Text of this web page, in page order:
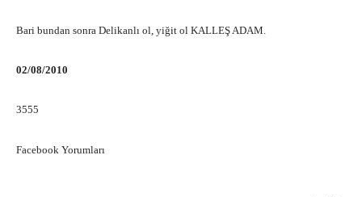
Bari bundan sonra Delikanlı ol, yiğit ol KALLEŞ ADAM.
02/08/2010
3555
Facebook Yorumları